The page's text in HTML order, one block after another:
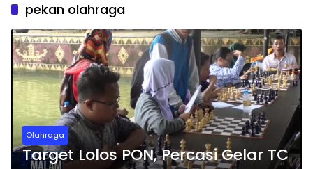
pekan olahraga
Olahraga
Target Lolos PON, Percasi Gelar TC